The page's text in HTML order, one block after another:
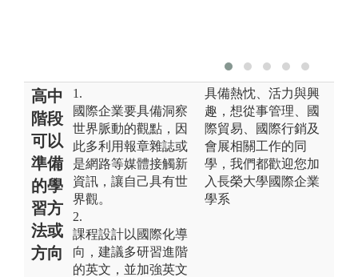
高中
階段
可以
準備
的學
習方
法或
方向
1.
國際企業要具備洞察
世界脈動的觀點，因
此多利用報章雜誌或
是網路等媒體接觸新
資訊，讓自己具有世
界觀。
2.
課程設計以國際化導
向，建議多研習進階
的英文，並加強英文
具備熱忱、活力與興
趣，想從事管理、國
際貿易、國際行銷及
會展相關工作的同
學，我們都歡迎您加
入長榮大學國際企業
學系